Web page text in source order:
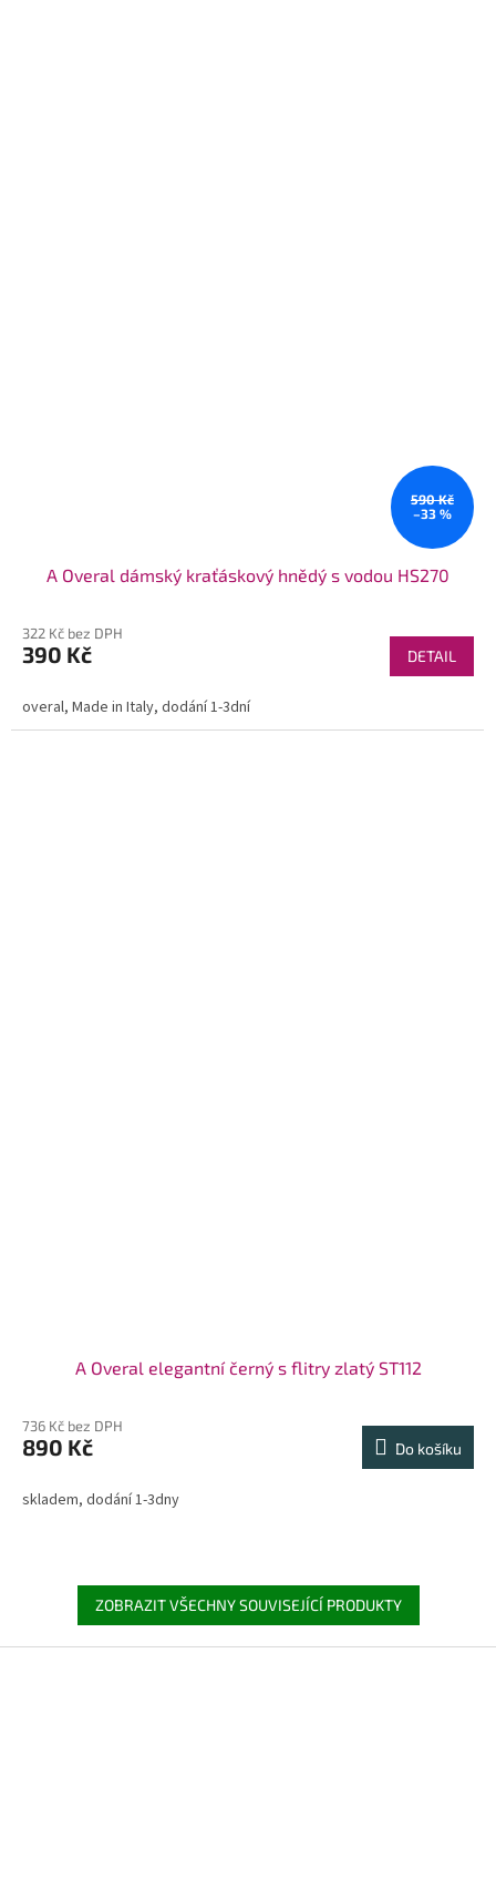
590 Kč
–33 %
A Overal dámský kraťáskový hnědý s vodou HS270
322 Kč bez DPH
390 Kč DETAIL
overal, Made in Italy, dodání 1-3dní
A Overal elegantní černý s flitry zlatý ST112
736 Kč bez DPH
890 Kč Do košíku
skladem, dodání 1-3dny
ZOBRAZIT VŠECHNY SOUVISEJÍCÍ PRODUKTY